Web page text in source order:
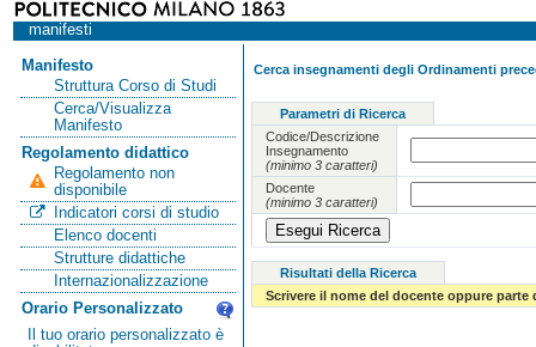
manifesti
Manifesto
Struttura Corso di Studi
Cerca/Visualizza
Manifesto
Regolamento didattico
Regolamento non
disponibile
Indicatori corsi di studio
Elenco docenti
Strutture didattiche
Internazionalizzazione
Orario Personalizzato
Il tuo orario personalizzato è
Cerca insegnamenti degli Ordinamenti
Parametri di Ricerca
Codice/Descrizione
Insegnamento
(minimo 3 caratteri)
Docente
(minimo 3 caratteri)
Risultati della Ricerca
Scrivere il nome del docente oppure